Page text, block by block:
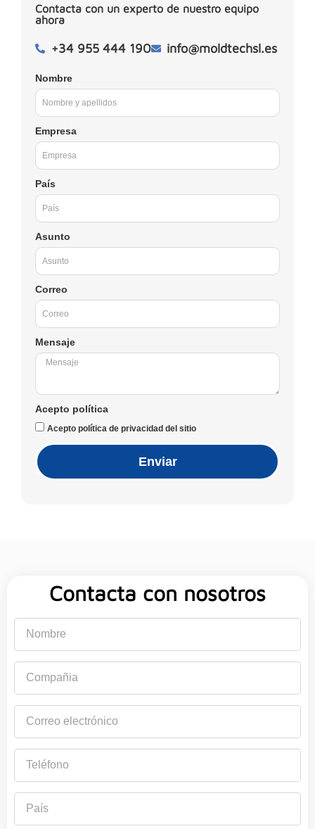
Contacta con un experto de nuestro equipo
ahora
+34 955 444 190 info@moldtechsl.es
Nombre
Empresa
País
Asunto
Correo
Mensaje
Acepto política
Acepto política de privacidad del sitio
Enviar
Contacta con nosotros
electrónico